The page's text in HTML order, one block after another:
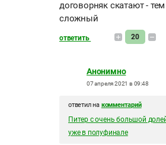
договорняк скатают -
сложный
ответить 20
Анонимно
07 апреля 2021 в 09:48
ответил на комментарий
Питер с очень большой
уже в полуфинале